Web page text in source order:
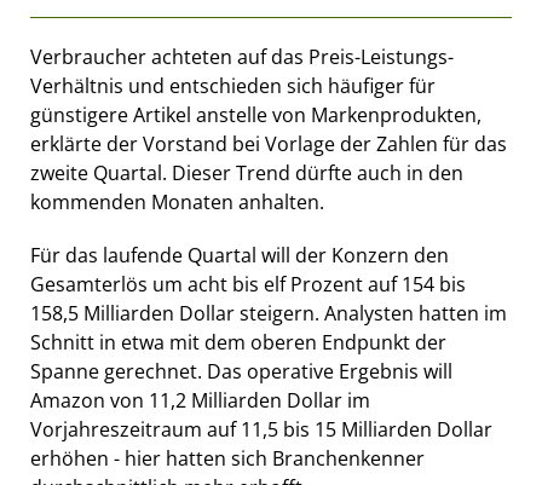
Verbraucher achteten auf das Preis-Leistungs-
Verhältnis und entschieden sich häufiger für
günstigere Artikel anstelle von Markenprodukten,
erklärte der Vorstand bei Vorlage der Zahlen für das
zweite Quartal. Dieser Trend dürfte auch in den
kommenden Monaten anhalten.
Für das laufende Quartal will der Konzern den
Gesamterlös um acht bis elf Prozent auf 154 bis
158,5 Milliarden Dollar steigern. Analysten hatten im
Schnitt in etwa mit dem oberen Endpunkt der
Spanne gerechnet. Das operative Ergebnis will
Amazon von 11,2 Milliarden Dollar im
Vorjahreszeitraum auf 11,5 bis 15 Milliarden Dollar
erhöhen - hier hatten sich Branchenkenner